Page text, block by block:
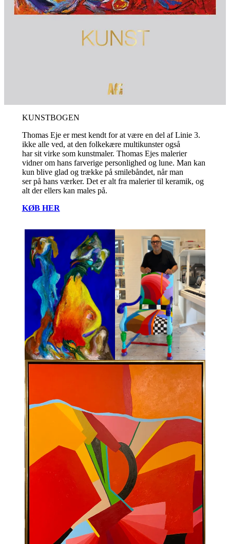
KUNSTBOGEN
Thomas Eje er mest kendt for at være en del af Linie 3.
ikke alle ved, at den folkekære multikunster også
har sit virke som kunstmaler. Thomas Ejes malerier
vidner om hans farverige personlighed og lune. Man kan
kun blive glad og trække på smilebåndet, når man
ser på hans værker. Det er alt fra malerier til keramik, og
alt der ellers kan males på.
KØB HER